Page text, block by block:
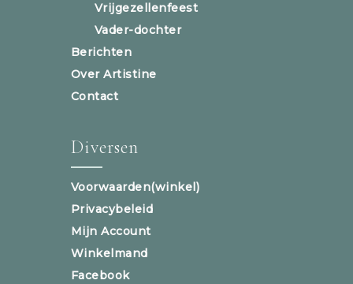
Vrijgezellenfeest
Vader-dochter
Berichten
Over Artistine
Contact
Diversen
Voorwaarden(winkel)
Privacybeleid
Mijn Account
Winkelmand
Facebook